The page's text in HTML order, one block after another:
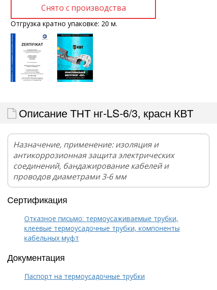
Отгрузка кратно упаковке: 20 м.
Описание ТНТ нг-LS-6/3, красн КВТ
Назначение, применение: изоляция и
антикоррозионная защита электрических
соединений, бандажирование кабелей и
проводов диаметрами 3-6 мм
Сертификация
Отказное письмо: термоусаживаемые трубки,
клеевые термоусадочные трубки, компоненты
кабельных муфт
Документация
Паспорт на термоусадочные трубки